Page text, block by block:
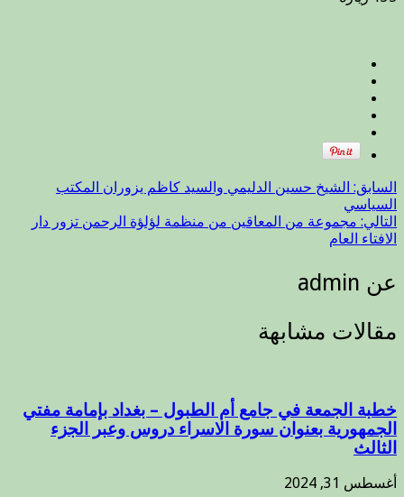
السابق: الشيخ حسين الدليمي والسيد كاظم يزوران المكتب
السياسي
التالي: مجموعة من المعاقين من منظمة لؤلؤة الرحمن تزور دار
الافتاء العام
عن admin
مقالات مشابهة
خطبة الجمعة في جامع أم الطبول – بغداد بإمامة مفتي
الجمهورية بعنوان سورة الاسراء دروس وعبر الجزء
الثالث
أغسطس 31, 2024